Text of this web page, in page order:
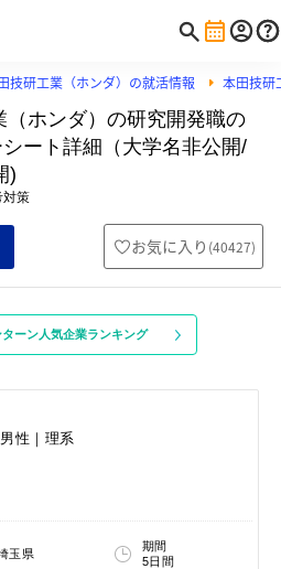
技研工業（ホンダ）の就活情報 本田技研
ホンダ）の研究開発職の
ート詳細（大学名非公開/
)
対策
お気に入り (40427)
ーン人気企業ランキング
性｜理系
玉県
期間
5日間